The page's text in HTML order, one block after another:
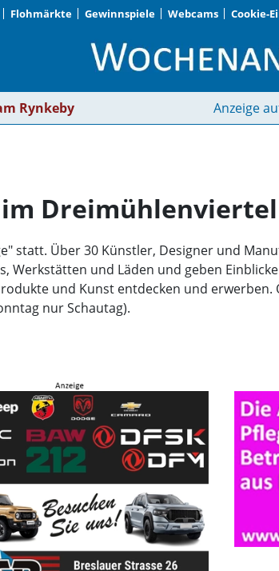
Flohmärkte Gewinnspiele Webcams Cookie-
Kunst und
Rynkeby Anzeige
Dreimühlenviertel
statt. Über 30 Künstler, Designer und
und Läden und geben
und Kunst entdecken und erwerben.
nur Schautag).